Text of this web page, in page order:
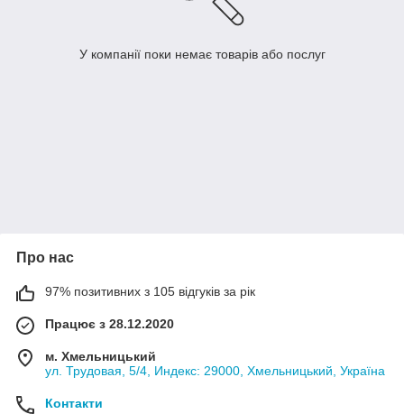
У компанії поки немає товарів або послуг
Про нас
97% позитивних з 105 відгуків за рік
Працює з 28.12.2020
м. Хмельницький
ул. Трудовая, 5/4, Индекс: 29000, Хмельницький, Україна
Контакти